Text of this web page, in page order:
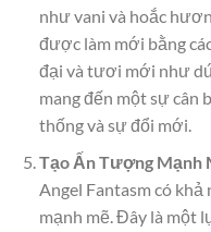
như vani và hoắc
được làm mới bằng
đại và tươi mới như
mang đến một sự cân
thống và sự đổi mới.
Tạo Ấn Tượng Mạnh
Angel Fantasm có
mạnh mẽ. Đây là một